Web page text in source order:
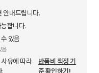
안내드립니다.
합니다.
있음
음
유에 따라
.
반품비 책정 기
준 확인하기!